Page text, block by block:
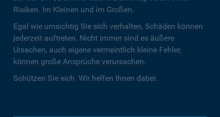
Risiken. Im Kleinen und im Großen.
Egal wie umsichtig Sie sich verhalten, Schäden können
jederzeit auftreten. Nicht immer sind es äußere
Ursachen, auch eigene vermeintlich kleine Fehler,
können große Ansprüche verursachen.
Schützen Sie sich. Wir helfen Ihnen dabei.